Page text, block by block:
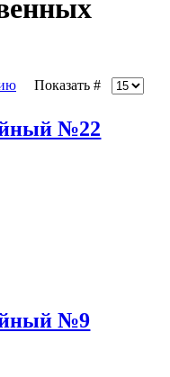
Показать #
№22
№9